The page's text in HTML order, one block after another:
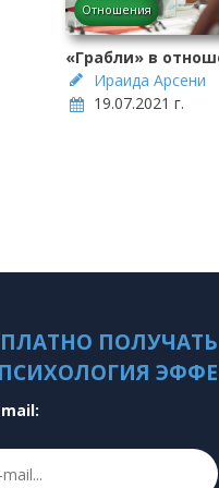
Отношения
«Грабли» в
Ираида Арсени
19.07.2021 г.